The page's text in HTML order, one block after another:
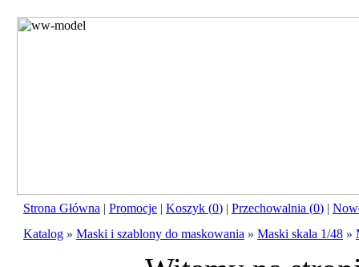
Strona Główna | Promocje | Koszyk (0) | Przechowalnia (0) |
Katalog » Maski i szablony do maskowania » Maski skala 1/48 »